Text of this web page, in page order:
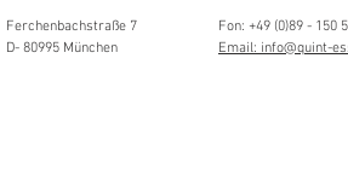
Ferchenbachstraße 7
D- 80995 München
Fon: +49 (0)89 - 150
Email: info@quint-